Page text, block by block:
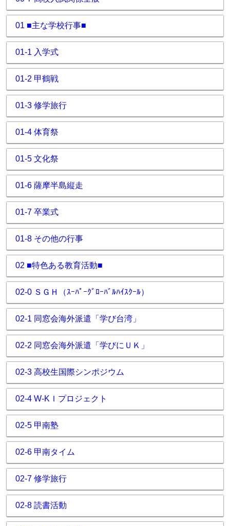
01 ■主な学校行事■
01-1 入学式
01-2 甲鶴戦
01-3 修学旅行
01-4 体育祭
01-5 文化祭
01-6 薩摩半島縦走
01-7 卒業式
01-8 その他の行事
02 ■特色ある教育活動■
02-0 ＳＧＨ（ｽｰﾊﾟｰｸﾞﾛｰﾊﾞﾙﾊｲｽｸｰﾙ）
02-1 同窓会海外派遣「学び台湾」
02-2 同窓会海外派遣「学びにＵＫ」
02-3 高校生国際シンポジウム
02-4 W-KＩプロジェクト
02-5 甲南塾
02-6 甲南タイム
02-7 修学旅行
02-8 読書活動